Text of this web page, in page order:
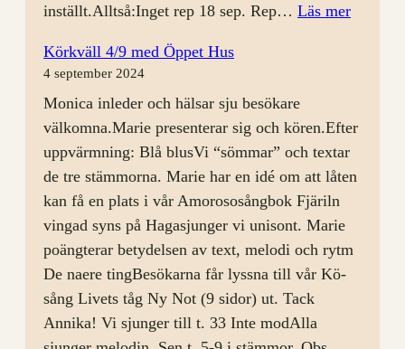
inställt.Alltså:Inget rep 18 sep. Rep… Läs mer:
Körkväll 4/9 med Öppet Hus
4 september 2024
Monica inleder och hälsar sju besökare
välkomna.Marie presenterar sig och kören.Efter
uppvärmning: Blå blusVi “sömmar” och textar
de tre stämmorna. Marie har en idé om att låten
kan få en plats i vår Amorososångbok Fjäriln
vingad syns på Hagasjunger vi unisont. Marie
poängterar betydelsen av text, melodi och rytm
De naere tingBesökarna får lyssna till vår Kö-
sång Livets tåg Ny Not (9 sidor) ut. Tack
Annika! Vi sjunger till t. 33 Inte modAlla